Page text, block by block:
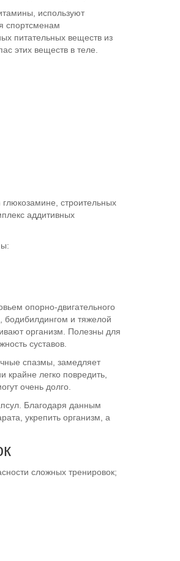
используют
спортсменам
питательных веществ из
этих веществ в теле.
строительных
аддитивных
опорно-двигательного
бодибилдингом и тяжелой
организм. Полезны для
суставов.
спазмы, замедляет
легко повредить,
очень долго.
Благодаря данным
укрепить организм, а
сложных тренировок;